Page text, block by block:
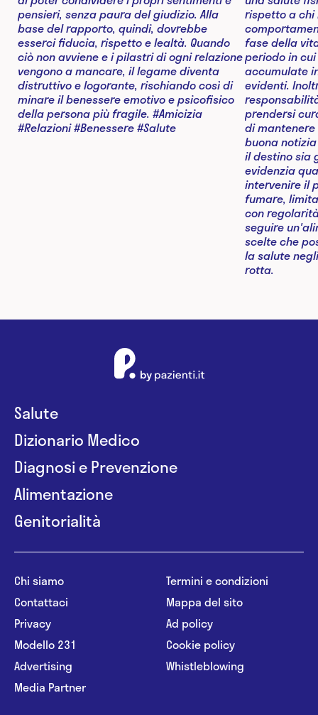
Salute
Dizionario Medico
Diagnosi e Prevenzione
Alimentazione
Genitorialità
Chi siamo
Contattaci
Privacy
Modello 231
Advertising
Media Partner
Termini e condizioni
Mappa del sito
Ad policy
Cookie policy
Whistleblowing